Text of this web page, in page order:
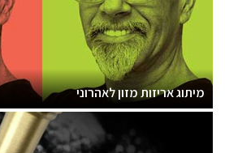
מיתוג אריזות מזון לאהרוני